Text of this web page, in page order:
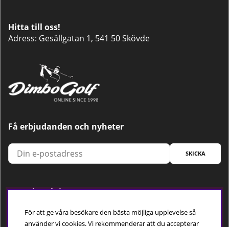
Hitta till oss!
Adress: Gesällgatan 1, 541 50 Skövde
Få erbjudanden och nyheter
SKICKA
Trygg betalning
För att ge våra besökare den bästa möjliga upplevelse så
använder vi cookies. Vi rekommenderar att du accepterar